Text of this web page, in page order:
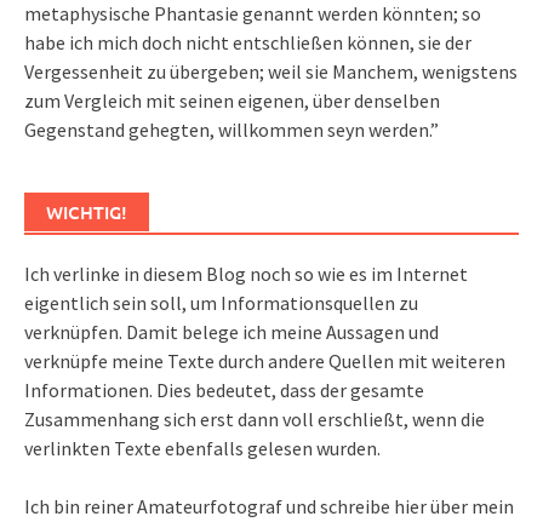
metaphysische Phantasie genannt werden könnten; so
habe ich mich doch nicht entschließen können, sie der
Vergessenheit zu übergeben; weil sie Manchem, wenigstens
zum Vergleich mit seinen eigenen, über denselben
Gegenstand gehegten, willkommen seyn werden.”
WICHTIG!
Ich verlinke in diesem Blog noch so wie es im Internet
eigentlich sein soll, um Informationsquellen zu
verknüpfen. Damit belege ich meine Aussagen und
verknüpfe meine Texte durch andere Quellen mit weiteren
Informationen. Dies bedeutet, dass der gesamte
Zusammenhang sich erst dann voll erschließt, wenn die
verlinkten Texte ebenfalls gelesen wurden.
Ich bin reiner Amateurfotograf und schreibe hier über mein